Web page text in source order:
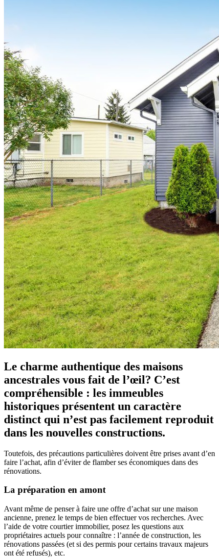
Le charme authentique des maisons
ancestrales vous fait de l’œil? C’est
compréhensible : les immeubles
historiques présentent un caractère
distinct qui n’est pas facilement reproduit
dans les nouvelles constructions.
Toutefois, des précautions particulières doivent être prises avant d’en
faire l’achat, afin d’éviter de flamber ses économiques dans des
rénovations.
La préparation en amont
Avant même de penser à faire une offre d’achat sur une maison
ancienne, prenez le temps de bien effectuer vos recherches. Avec
l’aide de votre courtier immobilier, posez les questions aux
propriétaires actuels pour connaître : l’année de construction, les
rénovations passées (et si des permis pour certains travaux majeurs
ont été refusés), etc.